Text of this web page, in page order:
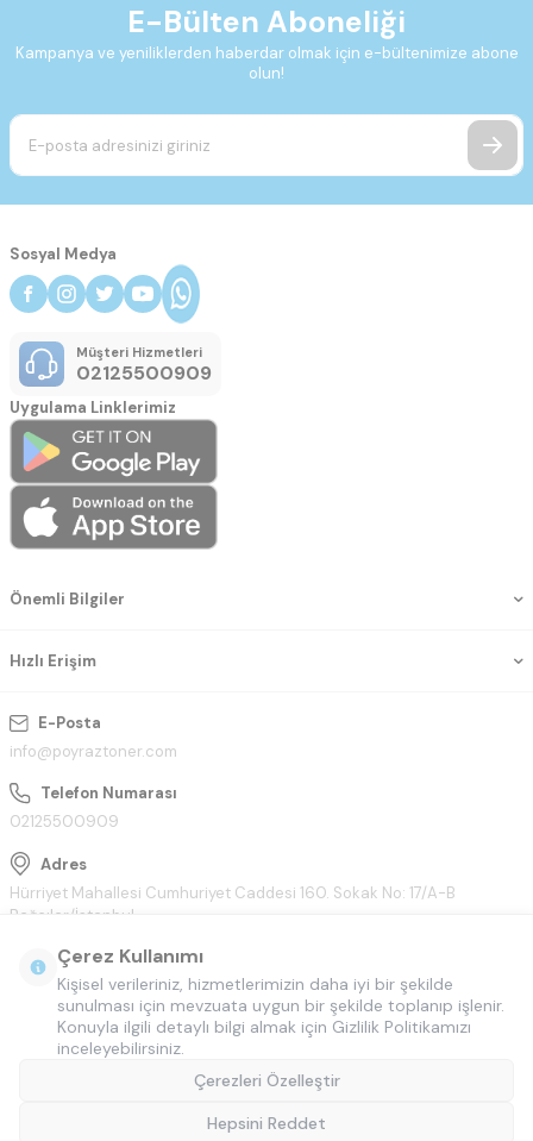
E-Bülten Aboneliği
Kampanya ve yeniliklerden haberdar olmak için e-bültenimize abone
olun!
E-Posta
info@poyraztoner.com
Telefon Numarası
02125500909
Adres
Hürriyet Mahallesi Cumhuriyet Caddesi 160. Sokak No: 17/A-B
Bağcılar/İstanbul
Önemli Bilgiler
Hızlı Erişim
Sosyal Medya
Müşteri Hizmetleri
02125500909
Uygulama Linklerimiz
Çerez Kullanımı
Kişisel verileriniz, hizmetlerimizin daha iyi bir şekilde
sunulması için mevzuata uygun bir şekilde toplanıp işlenir.
Konuyla ilgili detaylı bilgi almak için Gizlilik Politikamızı
inceleyebilirsiniz.
Çerezleri Özelleştir
Hepsini Reddet